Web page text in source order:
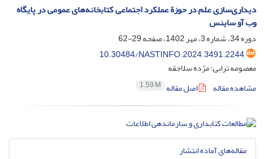
دیداری‌سازی علم در حوزة عملکرد اجتماعی کتابخانه‌های عمومی در پایگاه
وب آو ساینس
دوره 34، شماره 3، مهر 1402، صفحه
29-62
10.30484/NASTINFO.2024.3491.2244
معصومه ترابی؛ مژده سلاجقه
مشاهده مقاله
اصل مقاله 1.59 M
مقاله‌های آماده انتشار